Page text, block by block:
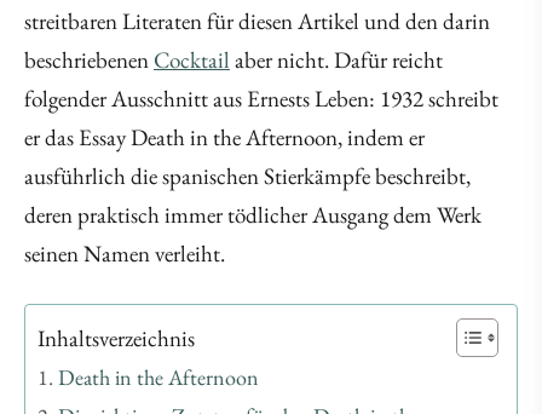
streitbaren Literaten für diesen Artikel und den darin
beschriebenen Cocktail aber nicht. Dafür reicht
folgender Ausschnitt aus Ernests Leben: 1932 schreibt
er das Essay Death in the Afternoon, indem er
ausführlich die spanischen Stierkämpfe beschreibt,
deren praktisch immer tödlicher Ausgang dem Werk
seinen Namen verleiht.
Inhaltsverzeichnis
Death in the Afternoon